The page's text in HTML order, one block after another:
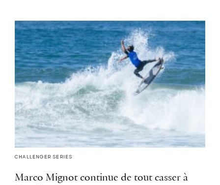
CHALLENGER SERIES
Marco Mignot continue de tout casser à